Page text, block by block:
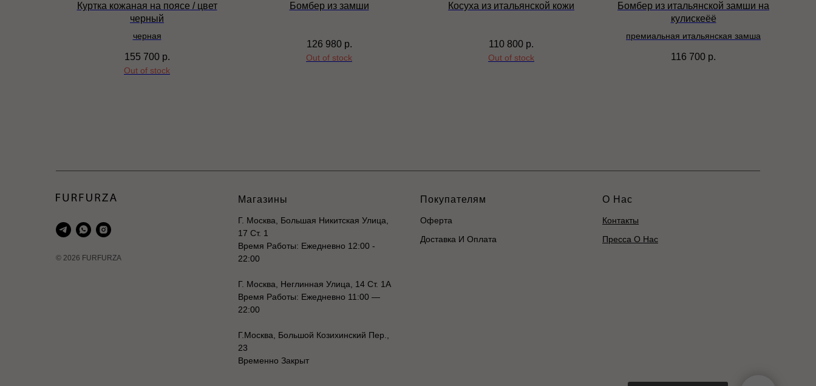
Куртка кожаная на поясе / цвет
черный
черная
155 700 р.
Out of stock
Бомбер из замши
126 980 р.
Out of stock
Косуха из итальянской кожи
110 800 р.
Out of stock
Бомбер из итальянской замши на
кулискеёё
премиальная итальянская замша
116 700 р.
© 2026 FURFURZA
Магазины
Г. Москва, Большая Никитская Улица,
17 Ст. 1
Время Работы: Ежедневно 12:00 -
22:00
Г. Москва, Неглинная Улица, 14 Ст. 1А
Время Работы: Ежедневно 11:00 —
22:00
Г.Москва, Большой Козихинский Пер.,
23
Временно Закрыт
Покупателям
Оферта
Доставка И Оплата
О Нас
Контакты
Пресса О Нас